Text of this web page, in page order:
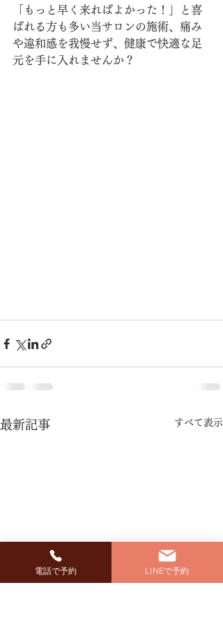
「もっと早く来ればよかった！」と喜
ばれる方も多い当サロンの施術、痛み
や違和感を我慢せず、健康で快適な足
元を手に入れませんか？
最新記事 すべて表示
電話で予約 LINEで予約